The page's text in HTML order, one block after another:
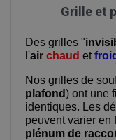
Grille et
Des grilles "
l'air chaud etfroid
Nos grilles de
plafond) ont une
identiques. Les
peuvent varier en
plénum de